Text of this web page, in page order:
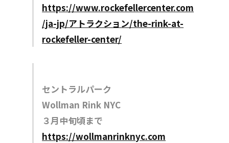
https://www.rockefellercenter.com
/ja-jp/アトラクション/the-rink-at-
rockefeller-center/
セントラルパーク
Wollman Rink NYC
３月中旬頃まで
https://wollmanrinknyc.com